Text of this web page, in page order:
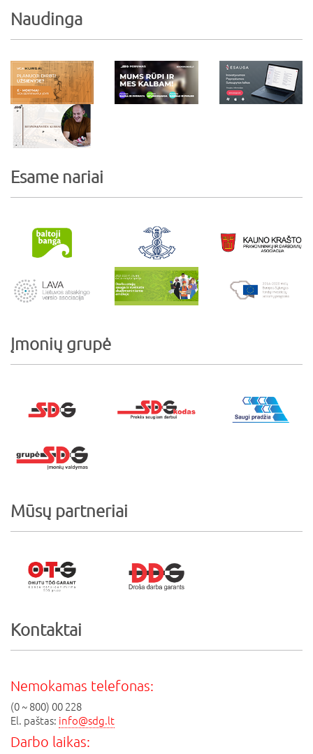
Naudinga
Esame nariai
Įmonių grupė
Mūsų partneriai
Kontaktai
Nemokamas telefonas:
(0 ~ 800) 00 228
El. paštas: info@sdg.lt
Darbo laikas: